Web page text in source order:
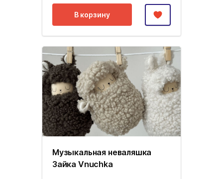
В корзину
Музыкальная неваляшка
Зайка Vnuchka